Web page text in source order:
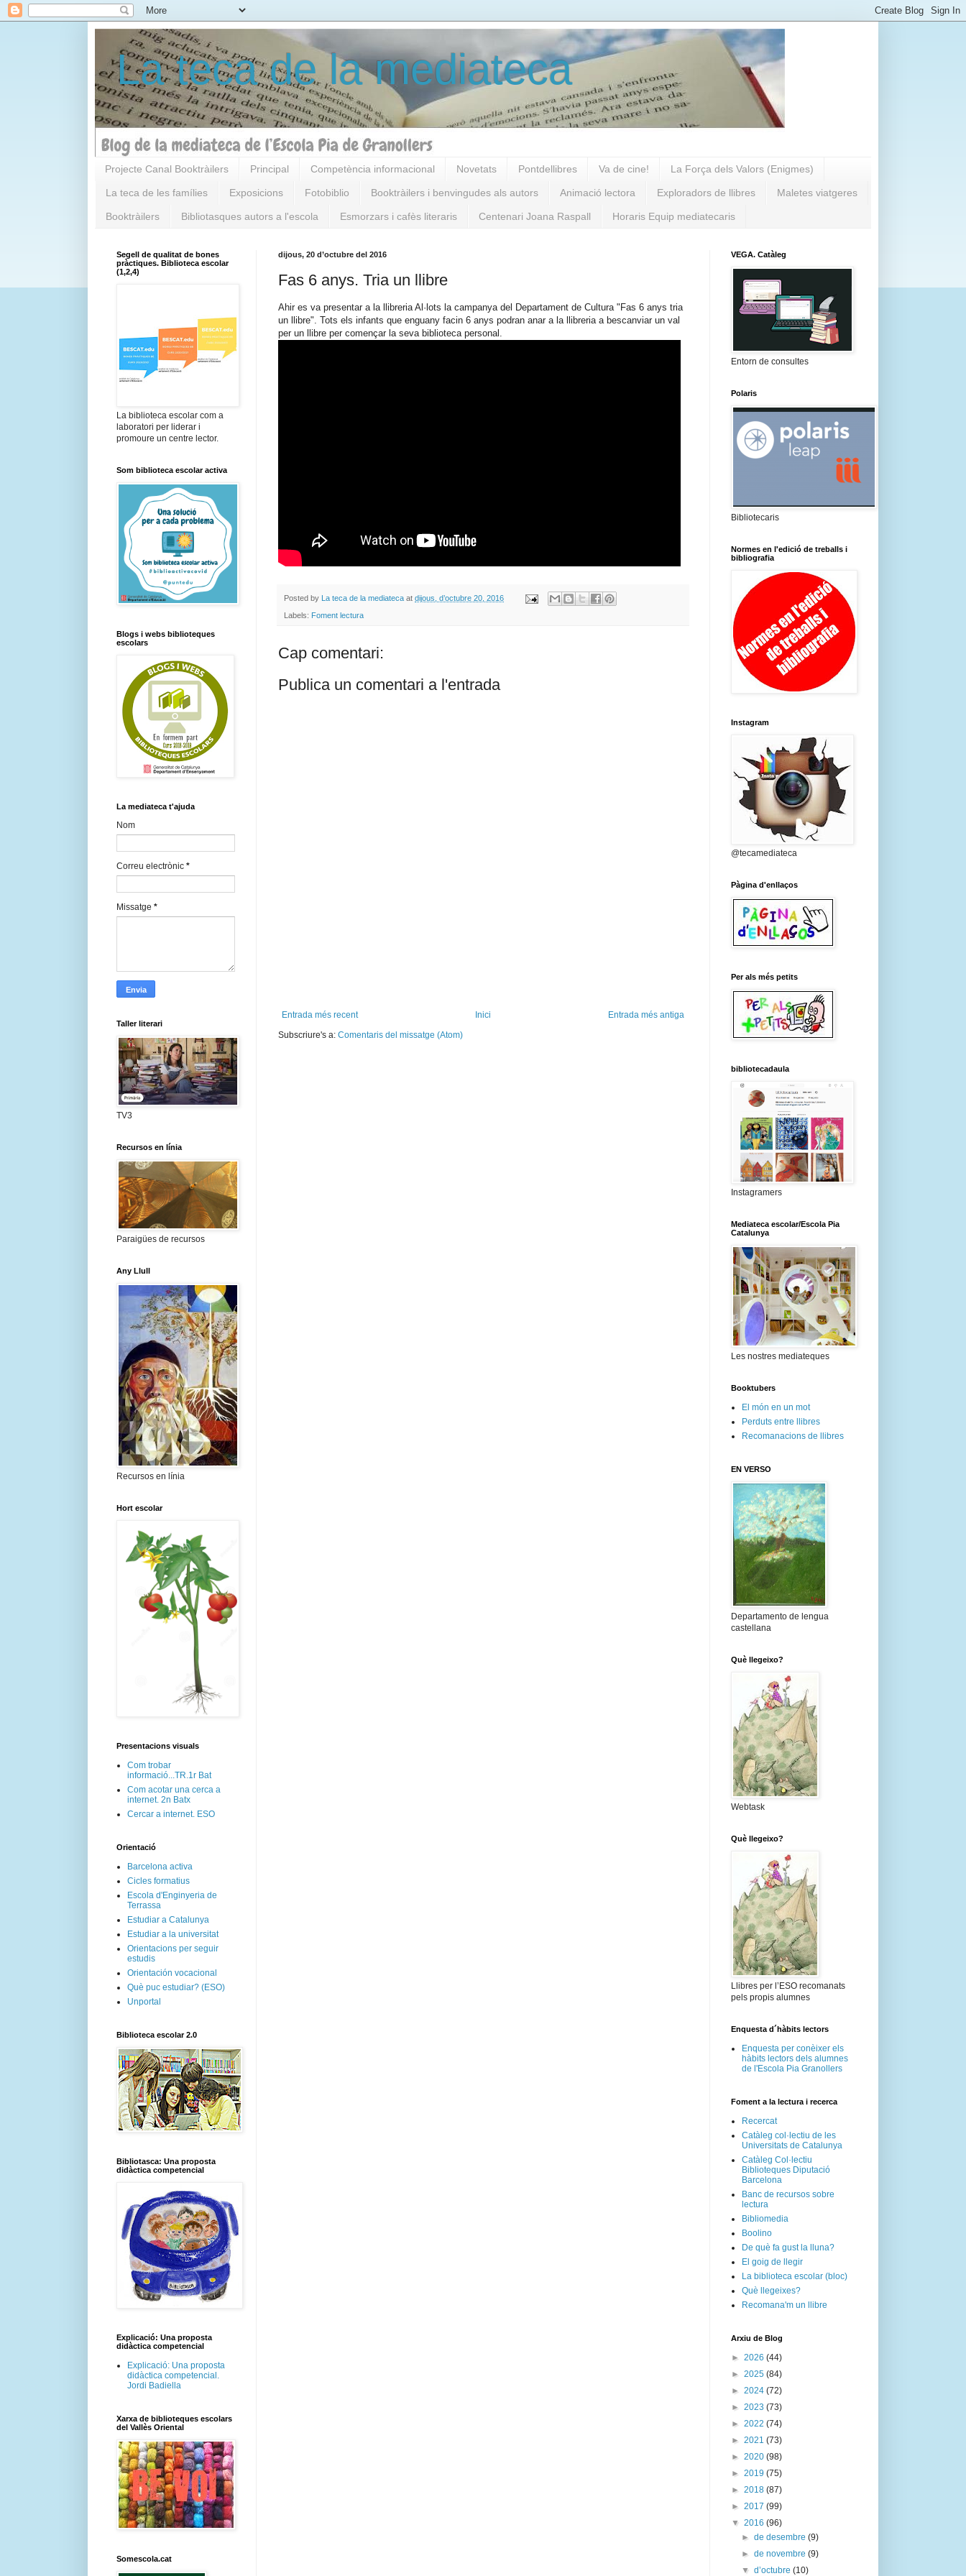
La teca de la mediateca
Projecte Canal Booktràilers Principal Competència informacional Novetats Pontdellibres Va de cine! La Força dels Valors (Enigmes)
La teca de les famílies Exposicions Fotobiblio Booktràilers i benvingudes als autors Animació lectora Exploradors de llibres Maletes viatgeres
Booktràilers Bibliotasques autors a l'escola Esmorzars i cafès literaris Centenari Joana Raspall Horaris Equip mediatecaris
dijous, 20 d’octubre del 2016
Fas 6 anys. Tria un llibre
Ahir es va presentar a la llibreria Al·lots la campanya del Departament de Cultura "Fas 6 anys tria
un llibre". Tots els infants que enguany facin 6 anys podran anar a la llibreria a bescanviar un val
per un llibre per començar la seva biblioteca personal.
Posted by La teca de la mediateca at dijous, d’octubre 20, 2016
Labels: Foment lectura
Cap comentari:
Publica un comentari a l'entrada
Entrada més recent Entrada més antiga
Inici
Subscriure's a: Comentaris del missatge (Atom)
Segell de qualitat de bones
pràctiques. Biblioteca escolar
(1,2,4)
La biblioteca escolar com a
laboratori per liderar i
promoure un centre lector.
Som biblioteca escolar activa
Blogs i webs biblioteques
escolars
La mediateca t'ajuda
Nom
Correu electrònic *
Missatge *
Taller literari
TV3
Recursos en línia
Paraigües de recursos
Any Llull
Recursos en línia
Hort escolar
Presentacions visuals
Com trobar
informació...TR.1r Bat
Com acotar una cerca a
internet. 2n Batx
Cercar a internet. ESO
Orientació
Barcelona activa
Cicles formatius
Escola d'Enginyeria de
Terrassa
Estudiar a Catalunya
Estudiar a la universitat
Orientacions per seguir
estudis
Orientación vocacional
Què puc estudiar? (ESO)
Unportal
Biblioteca escolar 2.0
Bibliotasca: Una proposta
didàctica competencial
Explicació: Una proposta
didàctica competencial
Explicació: Una proposta
didàctica competencial.
Jordi Badiella
Xarxa de biblioteques escolars
del Vallès Oriental
Somescola.cat
VEGA. Catàleg
Entorn de consultes
Polaris
Bibliotecaris
Normes en l'edició de treballs i
bibliografia
Instagram
@tecamediateca
Pàgina d'enllaços
Per als més petits
bibliotecadaula
Instagramers
Mediateca escolar/Escola Pia
Catalunya
Les nostres mediateques
Booktubers
El món en un mot
Perduts entre llibres
Recomanacions de llibres
EN VERSO
Departamento de lengua
castellana
Què llegeixo?
Webtask
Què llegeixo?
Llibres per l’ESO recomanats
pels propis alumnes
Enquesta d´hàbits lectors
Enquesta per conèixer els
hàbits lectors dels alumnes
de l'Escola Pia Granollers
Foment a la lectura i recerca
Recercat
Catàleg col·lectiu de les
Universitats de Catalunya
Catàleg Col·lectiu
Biblioteques Diputació
Barcelona
Banc de recursos sobre
lectura
Bibliomedia
Boolino
De què fa gust la lluna?
El goig de llegir
La biblioteca escolar (bloc)
Què llegeixes?
Recomana'm un llibre
Arxiu de Blog
► 2026 (44)
► 2025 (84)
► 2024 (72)
► 2023 (73)
► 2022 (74)
► 2021 (73)
► 2020 (98)
► 2019 (75)
► 2018 (87)
► 2017 (99)
▼ 2016 (96)
►de desembre(9)
►de novembre(9)
▼d’octubre(10)